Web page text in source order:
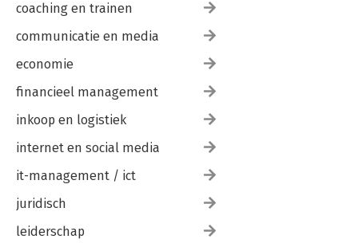
coaching en trainen
communicatie en media
economie
financieel management
inkoop en logistiek
internet en social media
it-management / ict
juridisch
leiderschap